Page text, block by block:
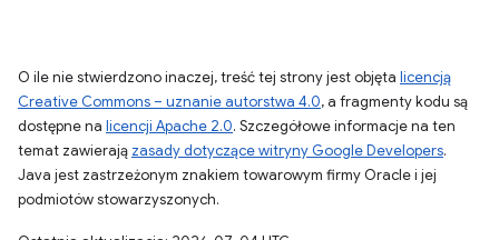
O ile nie stwierdzono inaczej, treść tej strony jest objęta licencją
Creative Commons – uznanie autorstwa 4.0, a fragmenty kodu są
dostępne na licencji Apache 2.0. Szczegółowe informacje na ten
temat zawierają zasady dotyczące witryny Google Developers.
Java jest zastrzeżonym znakiem towarowym firmy Oracle i jej
podmiotów stowarzyszonych.